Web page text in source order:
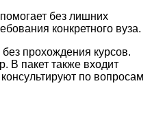
без лишних
конкретного вуза.
прохождения курсов.
В пакет также входит
по вопросам